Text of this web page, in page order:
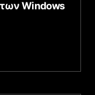
Windows